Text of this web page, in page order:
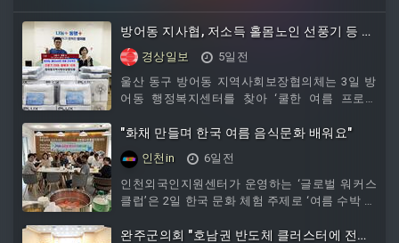
방어동 지사협, 저소득 홀몸노인 선풍기 등 지
원
경상일보
5일전
울산 동구 방어동 지역사회보장협의체는 3일 방
어동 행정복지센터를 찾아 ‘쿨한 여름 프로젝
풍기 20대와 쿨 베개 10개를 전달했다.
"화채 만들며 한국 여름 음식문화 배워요"
인천in
6일전
인천외국인지원센터가 운영하는 ‘글로벌 워커스
클럽’은 2일 한국 문화 체험 주제로 ‘여름 수박 화
외국인들은 직접 화채를 만들고 한국의 여름 먹
완주군의회 "호남권 반도체 클러스터에 전북